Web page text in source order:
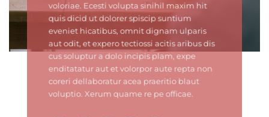
voloriae. Ecesti volupta sinihil maxim hit
quis dicid ut dolorer spiscip suntium
eveniet hicatibus, omnit dignam ulparis
aut odit, et expero tectiossi acitis aribus dis
cus soluptur a dolo incipis plam, expe
enditatatur aut et volorpor aute repta non
coreri dellaboratur acea praeritio blaut
voluptio. Xerum quame re pe officae.